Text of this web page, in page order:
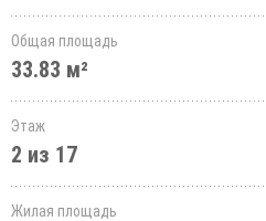
Общая площадь
33.83 м²
Этаж
2 из 17
Жилая площадь